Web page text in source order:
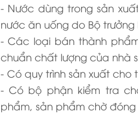
- Nước dùng trong sản
nước ăn uống do Bộ trưởng
- Các loại bán thành
chuẩn chất lượng của nhà
- Có quy trình sản xuất cho
- Có bộ phận kiểm tra
phẩm, sản phẩm chờ